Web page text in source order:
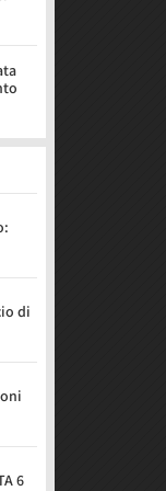
di
6